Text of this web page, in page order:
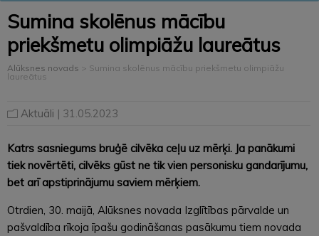
Sumina skolēnus mācību
priekšmetu olimpiāžu laureātus
Alūksnes novads > Sumina skolēnus mācību priekšmetu olimpiāžu
laureātus
Aktuāli | 31.05.2023
Katrs sasniegums bruģē cilvēka ceļu uz mērķi. Ja panākumi
tiek novērtēti, cilvēks gūst ne tik vien personisku gandarījumu,
bet arī apstiprinājumu saviem mērķiem.
Otrdien, 30. maijā, Alūksnes novada Izglītības pārvalde un
pašvaldība rīkoja īpašu godināšanas pasākumu tiem novada